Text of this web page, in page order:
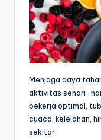
S
&
Menjaga daya
aktivitas sehari-
bekerja optimal,
cuaca, kelelahan,
sekitar.